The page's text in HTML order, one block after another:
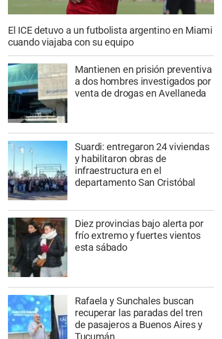
El ICE detuvo a un futbolista argentino en Miami
cuando viajaba con su equipo
Mantienen en prisión preventiva
a dos hombres investigados por
venta de drogas en Avellaneda
Suardi: entregaron 24 viviendas
y habilitaron obras de
infraestructura en el
departamento San Cristóbal
Diez provincias bajo alerta por
frío extremo y fuertes vientos
esta sábado
Rafaela y Sunchales buscan
recuperar las paradas del tren
de pasajeros a Buenos Aires y